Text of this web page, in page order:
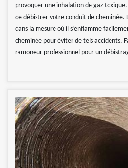
provoquer une inhalation de gaz
de débistrer votre conduit de cheminée.
dans la mesure où il s‘enflamme
cheminée pour éviter de tels accidents.
ramoneur professionnel pour un